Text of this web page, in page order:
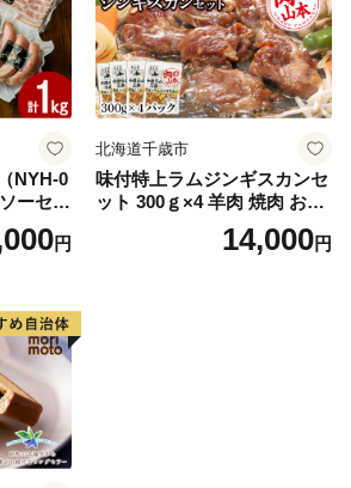
NYH-0
ーセー
円
北海道千歳市
味付特上ラムジンギスカンセ
ット 300ｇ×4 羊肉 焼肉 お肉
味付き BBQ キャンプ ＜肉の
14,000円